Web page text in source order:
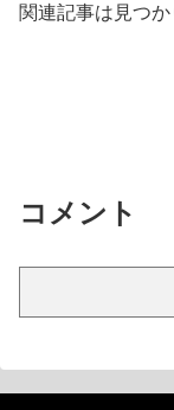
関連記事は見つか
コメント